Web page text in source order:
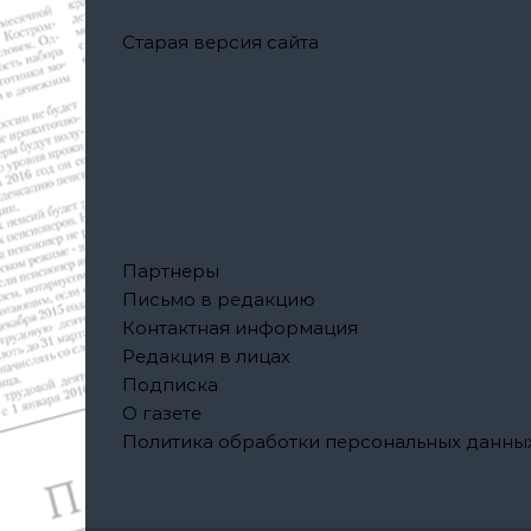
Старая версия сайта
Партнеры
Письмо в редакцию
Контактная информация
Редакция в лицах
Подписка
О газете
Политика обработки персональных